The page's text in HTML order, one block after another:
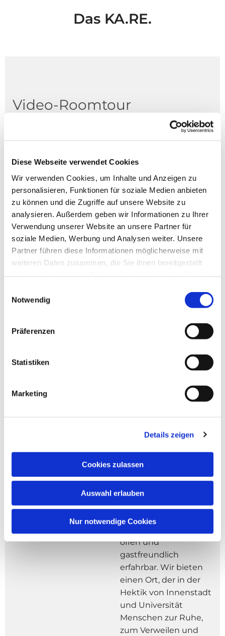
Diese Webseite verwendet Cookies
Wir verwenden Cookies, um Inhalte und Anzeigen zu
personalisieren, Funktionen für soziale Medien anbieten
zu können und die Zugriffe auf unsere Website zu
analysieren. Außerdem geben wir Informationen zu Ihrer
Verwendung unserer Website an unsere Partner für
soziale Medien, Werbung und Analysen weiter. Unsere
Partner führen diese Informationen möglicherweise mit
weiteren Daten zusammen, die Sie ihnen bereitgestellt
Notwendig
Präferenzen
Statistiken
Marketing
Details zeigen
Cookies zulassen
Auswahl erlauben
Nur notwendige Cookies
Das KA.RE.
Video-Roomtour
Lassen Sie sich in vier Minuten durch über
3000m² KA.RE. führen und mit in unsere Vision
Bitte akzeptieren Sie Marketing-
Cookies, um dieses Video anzusehen.
Accept cookies
Über das
Gebäude
Im KA.RE. Marburg
neben St. Peter und
Paul machen wir
offen und
gastfreundlich
erfahrbar. Wir bieten
einen Ort, der in der
Hektik von Innenstadt
und Universität
Menschen zur Ruhe,
zum Verweilen und